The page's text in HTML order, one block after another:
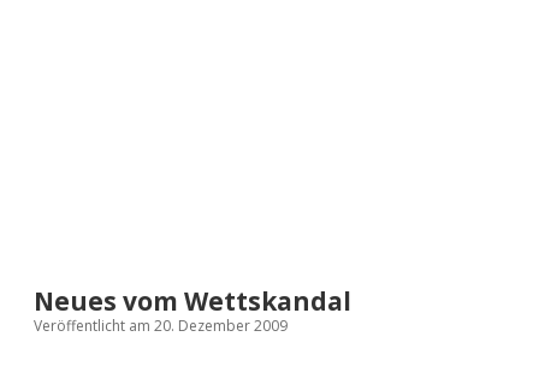
Neues vom Wettskandal
Veröffentlicht am 20. Dezember 2009